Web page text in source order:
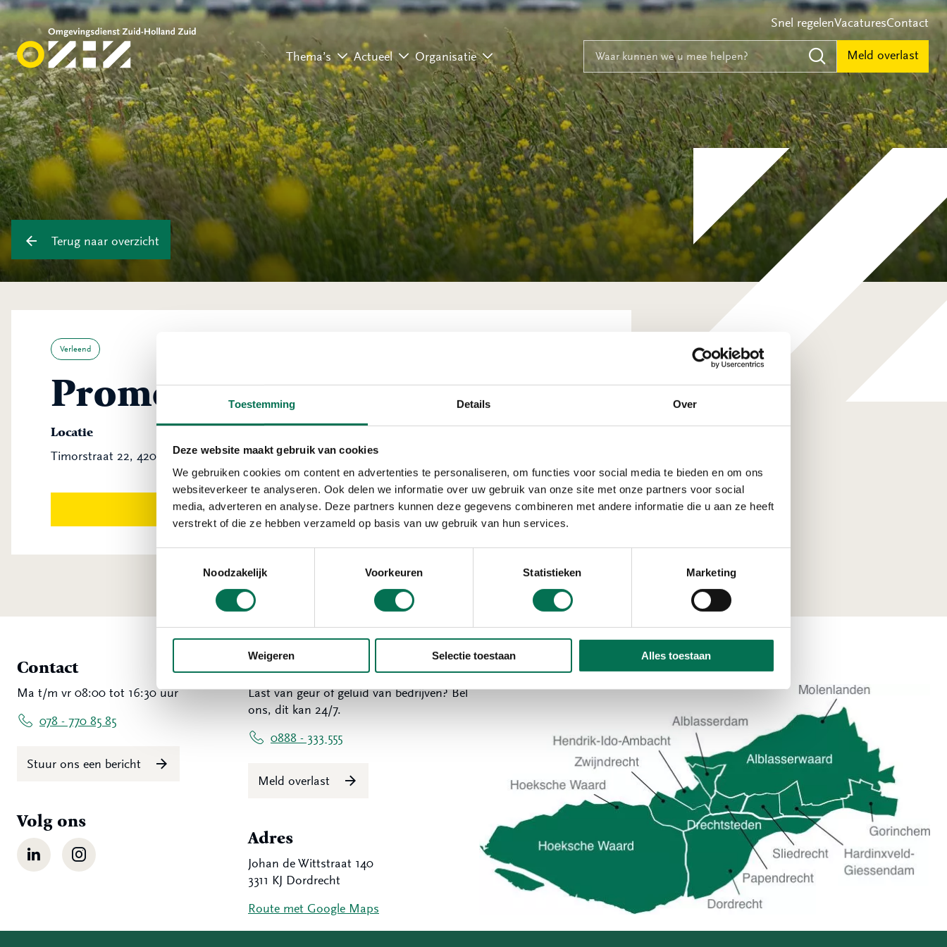
Toestemming Details Over
Deze website maakt gebruik van cookies
We gebruiken cookies om content en advertenties te personaliseren, om functies voor social media te bieden en om ons
websiteverkeer te analyseren. Ook delen we informatie over uw gebruik van onze site met onze partners voor social
media, adverteren en analyse. Deze partners kunnen deze gegevens combineren met andere informatie die u aan ze heeft
verstrekt of die ze hebben verzameld op basis van uw gebruik van hun services.
Noodzakelijk
Voorkeuren Statistieken Marketing
Weigeren Selectie toestaan Alles toestaan
Naar inhoud
Naar navigatie
Snel regelenVacaturesContact
Thema’s Actueel Organisatie
Waar kunnen we u mee helpen?
Zoeken
Meld overlast
Terug naar overzicht
Verleend
Promelca BV
Locatie
Timorstraat 22, 4202 MA Gorinchem
Download vergunning
Contact
Ma t/m vr 08:00 tot 16:30 uur
078 - 770 85 85
Stuur ons een bericht
Volg ons
LinkedIn Instagram
Overlast melden?
Last van geur of geluid van bedrijven? Bel
ons, dit kan 24/7.
0888 - 333 555
Meld overlast
Adres
Johan de Wittstraat 140
3311 KJ Dordrecht
Route met Google Maps
Werkgebied